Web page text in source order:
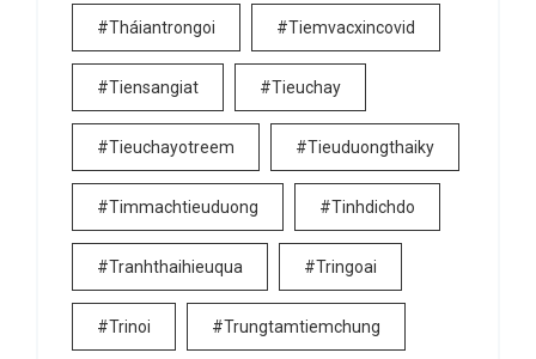
#tháiantrongoi #tiemvacxincovid
#tiensangiat #tieuchay
#tieuchayotreem #tieuduongthaiky
#timmachtieuduong #tinhdichdo
#tranhthaihieuqua #tringoai
#trinoi #trungtamtiemchung